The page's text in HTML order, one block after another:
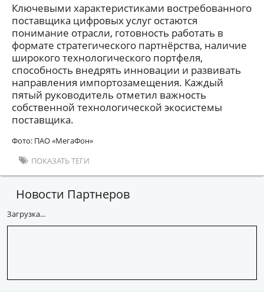
Ключевыми характеристиками востребованного
поставщика цифровых услуг остаются
понимание отрасли, готовность работать в
формате стратегического партнёрства, наличие
широкого технологического портфеля,
способность внедрять инновации и развивать
направления импортозамещения. Каждый
пятый руководитель отметил важность
собственной технологической экосистемы
поставщика.
Фото: ПАО «МегаФон»
ПОКАЗАТЬ ТЕГИ
Новости Партнеров
Загрузка...